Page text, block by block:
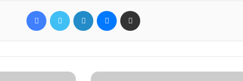
Facebook Twitter Linkedin Messenger